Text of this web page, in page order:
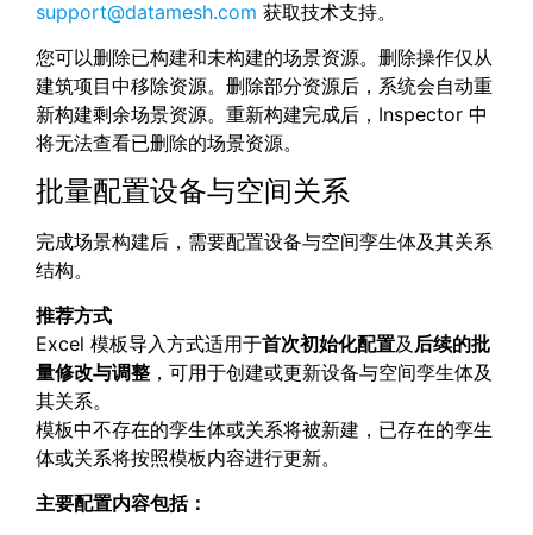
support@datamesh.com 获取技术支持。
您可以删除已构建和未构建的场景资源。删除操作仅从
建筑项目中移除资源。删除部分资源后，系统会自动重
新构建剩余场景资源。重新构建完成后，Inspector 中
将无法查看已删除的场景资源。
批量配置设备与空间关系
完成场景构建后，需要配置设备与空间孪生体及其关系
结构。
推荐方式
Excel 模板导入方式适用于首次初始化配置及 后续的批
量修改与调整 ，可用于创建或更新设备与空间孪生体及
其关系。
模板中不存在的孪生体或关系将被新建，已存在的孪生
体或关系将按照模板内容进行更新。
主要配置内容包括：